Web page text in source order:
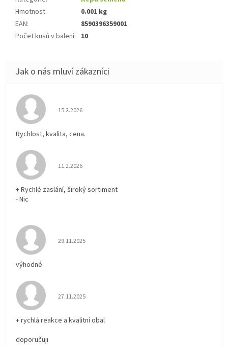
Hmotnost:
0.001 kg
EAN:
8590396359001
Počet kusů v balení: 10
Hodnocení obchodu je 5 z 5 hvězdiček.
15.2.2026
Rychlost, kvalita, cena.
Hodnocení obchodu je 5 z 5 hvězdiček.
11.2.2026
+ Rychlé zaslání, široký sortiment
- Nic
Hodnocení obchodu je 5 z 5 hvězdiček.
29.11.2025
výhodné
Hodnocení obchodu je 5 z 5 hvězdiček.
27.11.2025
+ rychlá reakce a kvalitní obal
doporučuji